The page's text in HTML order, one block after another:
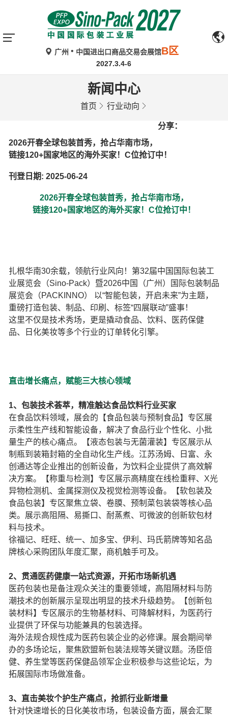
广州 中国进出口商品交易会展馆B区
2027.3.4-6
新闻中心
首页 行业动向
分享：
2026开春全球包装首秀，抢占华南市场，
链接120+国家地区的海外买家！C位抢订中！
刊登日期: 2025-06-24
2026开春全球包装首秀，抢占华南市场，
链接120+国家地区的海外买家！C位抢订中！
扎根华南30余载，领航行业风向！第32届中国国际包装工
业展览会（Sino-Pack）暨2026中国（广州）国际包装制品
展览会（PACKINNO） 以“智能包装，开启未来”为主题，
重磅打造包装、制品、印刷、标签“四展联动”盛事！
这里不仅是技术秀场，更是撬动食品、饮料、医药保健
品、日化美妆等多个行业的订单转化引擎。
直击增长痛点，赋能三大核心领域
1、包装技术荟萃，精准触达食品饮料行业买家
在食品饮料领域，展会的【食品包装与预制食品】专区展
示柔性生产线和智能设备，解决了食品行业个性化、小批
量生产的核心痛点。【液态包装与无菌灌装】专区展示从
制瓶到装箱封箱的全自动化生产线。江苏汤姆、日富、永
创通达等企业推出的创新设备，为饮料企业提供了高效解
决方案。【称重与检测】专区展示高精度在线检重秤、X光
异物检测机、金属探测仪及视觉检测等设备。【软包装及
食品包装】专区聚焦立袋、卷膜、预制菜包装袋等核心品
类。展示高阻隔、易撕口、耐蒸煮、可微波的创新软包材
料与技术。
徐福记、旺旺、统一、加多宝、伊利、玛氏箭牌等知名品
牌核心采购团队年度汇聚，商机触手可及。
2、贯通医药健康一站式资源，开拓市场新机遇
医药包装也是备注观众关注的重要领域，高阻隔材料与防
潮技术的创新展示呈现出明显的技术升级趋势。【创新包
装材料】专区展示的生物基材料、可降解材料，为医药行
业提供了环保与功能兼具的包装选择。
海外法规合规性成为医药包装企业的必修课。展会期间举
办的多场论坛，聚焦欧盟新包装法规等关键议题。汤臣倍
健、养生堂等医药保健品领军企业积极参与这些论坛，为
拓展国际市场做准备。
3、直击美妆个护生产痛点，抢抓行业新增量
针对快速增长的日化美妆市场，包装设备方面，展会汇聚